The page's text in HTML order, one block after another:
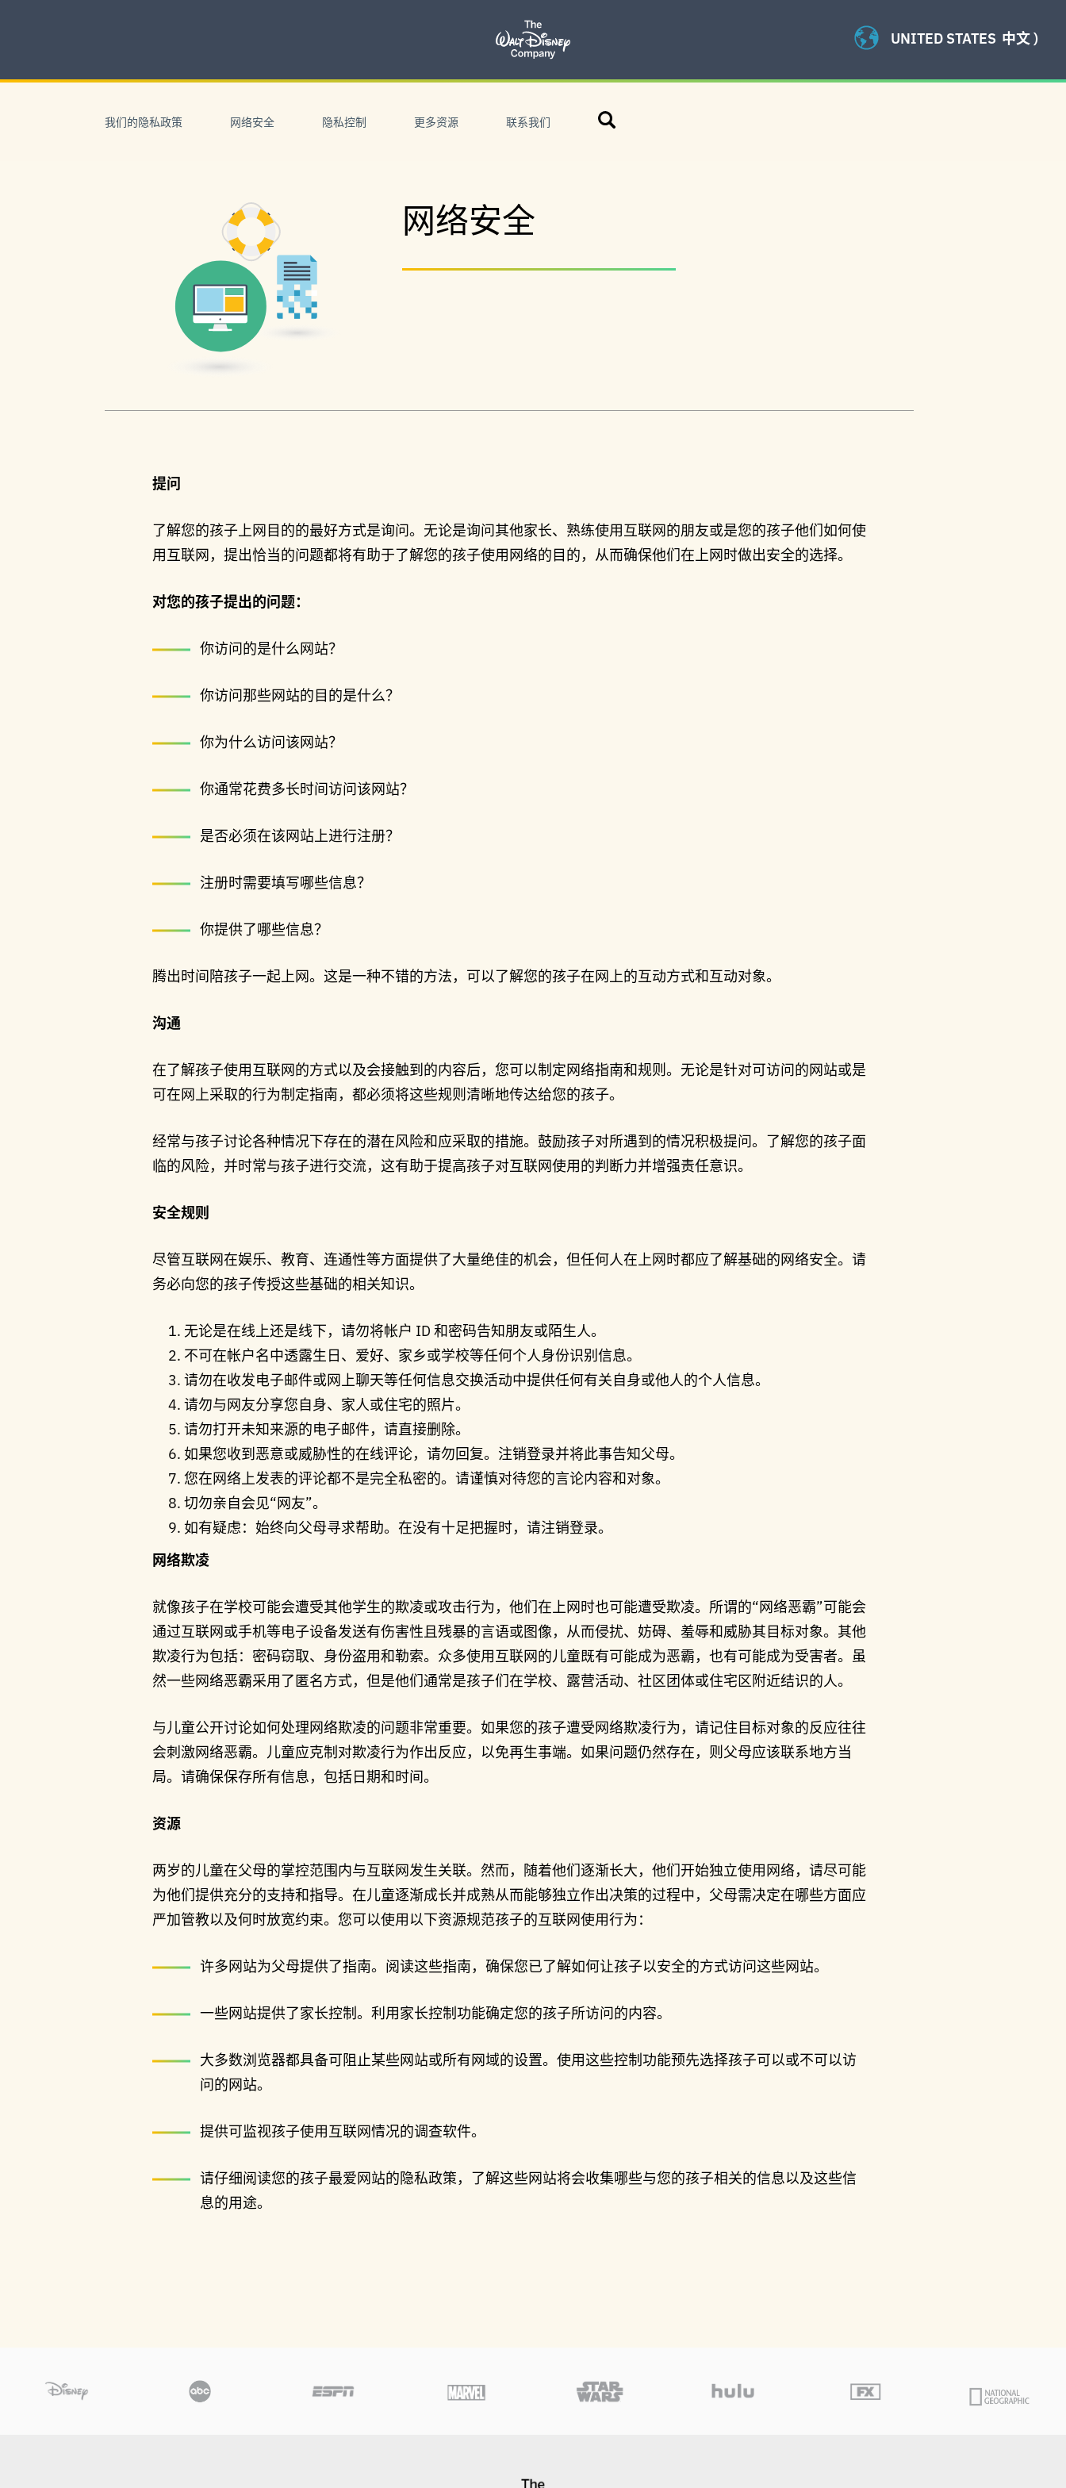
Skip
UNITED STATES 中文 )
我们的隐私政策 网络安全 隐私控制 更多资源 联系我们
搜
网络安全
提问
了解您的孩子上网目的的最好方式是询问。无论是询问其他家长、熟练使用互联网的朋友或是您的孩子他们如何使
用互联网，提出恰当的问题都将有助于了解您的孩子使用网络的目的，从而确保他们在上网时做出安全的选择。
对您的孩子提出的问题：
你访问的是什么网站？
你访问那些网站的目的是什么？
你为什么访问该网站？
你通常花费多长时间访问该网站？
是否必须在该网站上进行注册？
注册时需要填写哪些信息？
你提供了哪些信息？
腾出时间陪孩子一起上网。这是一种不错的方法，可以了解您的孩子在网上的互动方式和互动对象。
沟通
在了解孩子使用互联网的方式以及会接触到的内容后，您可以制定网络指南和规则。无论是针对可访问的网站或是
可在网上采取的行为制定指南，都必须将这些规则清晰地传达给您的孩子。
经常与孩子讨论各种情况下存在的潜在风险和应采取的措施。鼓励孩子对所遇到的情况积极提问。了解您的孩子面
临的风险，并时常与孩子进行交流，这有助于提高孩子对互联网使用的判断力并增强责任意识。
安全规则
尽管互联网在娱乐、教育、连通性等方面提供了大量绝佳的机会，但任何人在上网时都应了解基础的网络安全。请
务必向您的孩子传授这些基础的相关知识。
无论是在线上还是线下，请勿将帐户 ID 和密码告知朋友或陌生人。
不可在帐户名中透露生日、爱好、家乡或学校等任何个人身份识别信息。
请勿在收发电子邮件或网上聊天等任何信息交换活动中提供任何有关自身或他人的个人信息。
请勿与网友分享您自身、家人或住宅的照片。
请勿打开未知来源的电子邮件，请直接删除。
如果您收到恶意或威胁性的在线评论，请勿回复。注销登录并将此事告知父母。
您在网络上发表的评论都不是完全私密的。请谨慎对待您的言论内容和对象。
切勿亲自会见“网友”。
如有疑虑：始终向父母寻求帮助。在没有十足把握时，请注销登录。
网络欺凌
就像孩子在学校可能会遭受其他学生的欺凌或攻击行为，他们在上网时也可能遭受欺凌。所谓的“网络恶霸”可能会
通过互联网或手机等电子设备发送有伤害性且残暴的言语或图像，从而侵扰、妨碍、羞辱和威胁其目标对象。其他
欺凌行为包括：密码窃取、身份盗用和勒索。众多使用互联网的儿童既有可能成为恶霸，也有可能成为受害者。虽
然一些网络恶霸采用了匿名方式，但是他们通常是孩子们在学校、露营活动、社区团体或住宅区附近结识的人。
与儿童公开讨论如何处理网络欺凌的问题非常重要。如果您的孩子遭受网络欺凌行为，请记住目标对象的反应往往
会刺激网络恶霸。儿童应克制对欺凌行为作出反应，以免再生事端。如果问题仍然存在，则父母应该联系地方当
局。请确保保存所有信息，包括日期和时间。
资源
两岁的儿童在父母的掌控范围内与互联网发生关联。然而，随着他们逐渐长大，他们开始独立使用网络，请尽可能
为他们提供充分的支持和指导。在儿童逐渐成长并成熟从而能够独立作出决策的过程中，父母需决定在哪些方面应
严加管教以及何时放宽约束。您可以使用以下资源规范孩子的互联网使用行为：
许多网站为父母提供了指南。阅读这些指南，确保您已了解如何让孩子以安全的方式访问这些网站。
一些网站提供了家长控制。利用家长控制功能确定您的孩子所访问的内容。
大多数浏览器都具备可阻止某些网站或所有网域的设置。使用这些控制功能预先选择孩子可以或不可以访
问的网站。
提供可监视孩子使用互联网情况的调查软件。
请仔细阅读您的孩子最爱网站的隐私政策，了解这些网站将会收集哪些与您的孩子相关的信息以及这些信
息的用途。